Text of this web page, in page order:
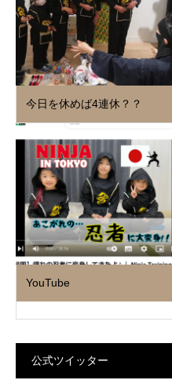
今日を休めば4連休？？
YouTube
公式ツイッター